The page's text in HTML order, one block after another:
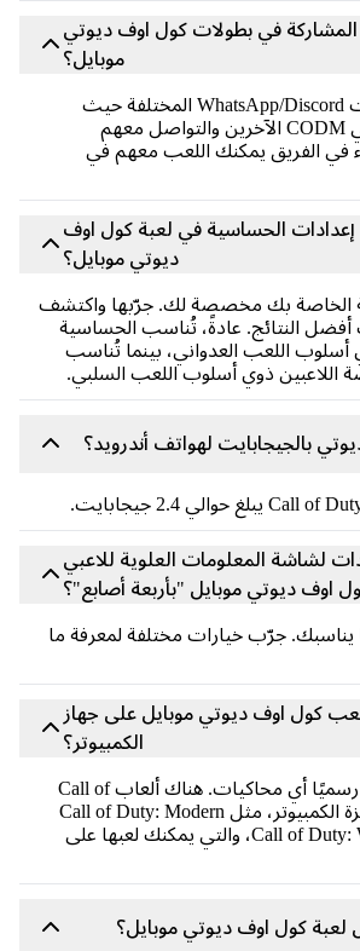
في بطولات كول اوف ديوتي
موبايل؟
انضم إلى مجتمعات WhatsApp/Discord المختلفة حيث
يمكنك مقابلة لاعبي CODM الآخرين والتواصل معهم
الفريق يمكنك اللعب معهم في
الحساسية في لعبة كول اوف
ديوتي موبايل؟
بك مخصصة لك. جرّبها واكتشف
النتائج. عادةً، تُناسب الحساسية
أسلوب اللعب العدواني، بينما تُناسب
ذوي أسلوب اللعب السلبي.
بالجيجابايت لهواتف أندرويد؟
لشاشة المعلومات العلوية للاعبي
اوف ديوتي موبايل "بأربعة أصابع"؟
جرّب خيارات مختلفة لمعرفة ما
كول اوف ديوتي موبايل على جهاز
الكمبيوتر؟
لا تدعم Activision رسميًا أي محاكيات. هناك ألعاب Call of
Duty الشهيرة لأجهزة الكمبيوتر، مثل Call of Duty: Modern
Warfare و Call of Duty: Warzone، والتي يمكنك لعبها على
كول اوف ديوتي موبايل؟